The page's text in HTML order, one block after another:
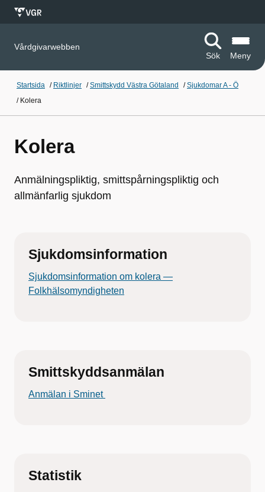
Vårdgivarwebben
Sök
Meny
Startsida / Riktlinjer /Smittskydd Västra Götaland /Sjukdomar A - Ö
/ Kolera
Kolera
Anmälningspliktig, smittspårningspliktig och
allmänfarlig sjukdom
Sjukdomsinformation
Sjukdomsinformation om kolera —
Folkhälsomyndigheten
Smittskyddsanmälan
Anmälan i Sminet
Statistik